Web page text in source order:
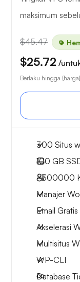
maksimum
$45.47
$25.72 /
Berlaku hingga
300 Situs
100 GB
~300000
Manajer
Email Gratis
Akselerasi
Multisitus
WP-CLI
Database